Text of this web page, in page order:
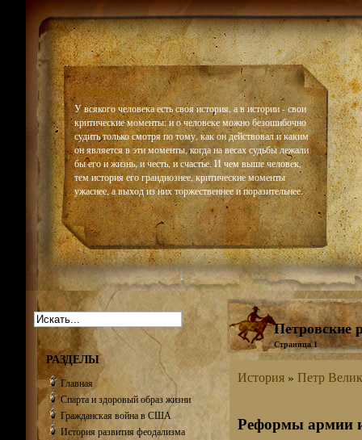
Historiar
У всякого человека есть своя история, а в истории - свои
критические моменты: и о человеке можно безошибочно
судить только смотря по тому, как он действовал и каким
он является в эти моменты, когда на весах судьбы лежали
бы его и жизнь, и честь, и счастье. И чем выше человек,
тем история его грандиознее, критические моменты
ужаснее, а выход из них торжественнее и поразительнее.
Петровские
Страница 1
История» Петр
Реформы армии
РАЗДЕЛЫ
Главная
Спарта и здоровый образ жизни
Гражданская война в США
История развития феодализма